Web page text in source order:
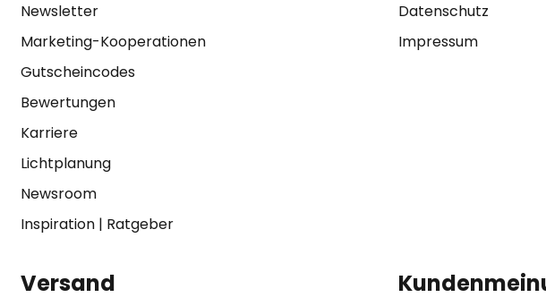
Newsletter
Marketing-Kooperationen
Gutscheincodes
Bewertungen
Karriere
Lichtplanung
Newsroom
Inspiration| Ratgeber
Datenschutz
Impressum
Versand